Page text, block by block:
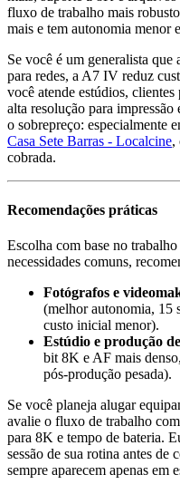
fluxo de trabalho mais
mais e tem autonomia menor
Se você é um generalista que
para redes, a A7 IV reduz
você atende estúdios,
alta resolução para
o sobrepreço: especialmente
Casa Sete Barras - Localcine,
cobrada.
Recomendações práticas
Escolha com base no
necessidades comuns,
Fotógrafos e
(melhor autonomia, 15
custo inicial menor).
Estúdio e produção
bit 8K e AF mais
pós-produção pesada).
Se você planeja alugar
avalie o fluxo de trabalho
para 8K e tempo de bateria.
sessão de sua rotina antes de
sempre aparecem apenas em